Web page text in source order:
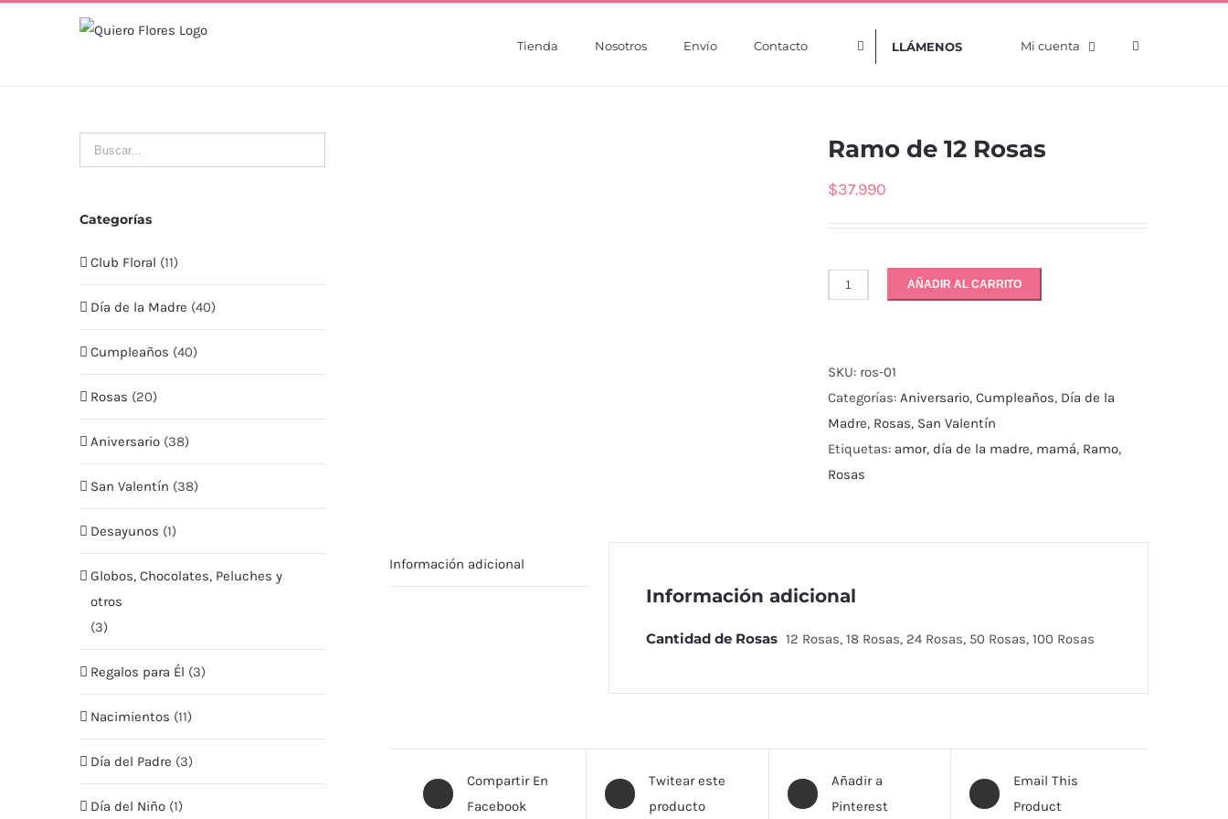
Tienda Nosotros Envío Contacto LLÁMENOS Mi cuenta
Ramo de 12 Rosas
$37.990
Ramo
Rosas
cantidad
AÑADIR AL CARRITO
SKU: ros-01
Categorías:Aniversario,Cumpleaños, Día de la
Madre, Rosas, San Valentín
Etiquetas: amor, día de la madre, mamá, Ramo,
Rosas
Información adicional
Información adicional
Cantidad de Rosas 12 Rosas, 18 Rosas, 24 Rosas, 50 Rosas, 100 Rosas
Compartir En
Facebook
Twitear este
producto
Añadir a
Pinterest
Email This
Product
Categorías
Club Floral (11)
Día de la Madre (40)
Cumpleaños (40)
Rosas (20)
Aniversario (38)
San Valentín (38)
Desayunos (1)
Globos, Chocolates, Peluches y
otros
(3)
Regalos para Él (3)
Nacimientos (11)
Día del Padre (3)
Día del Niño (1)
CONTÁCTO